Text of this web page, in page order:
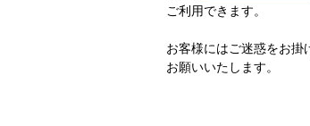
ご利用できます。
お客様にはご迷惑をお掛
お願いいたします。